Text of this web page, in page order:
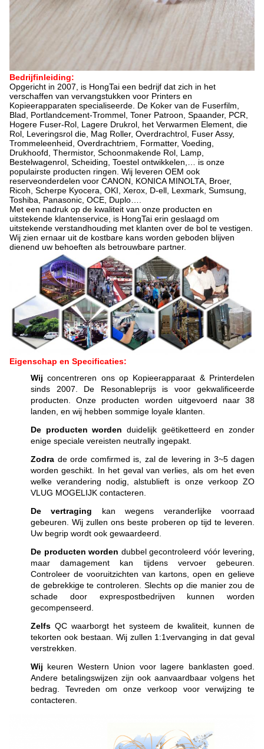
Bedrijfinleiding:
Opgericht in 2007, is HongTai een bedrijf dat zich in het
verschaffen van vervangstukken voor Printers en
Kopieerapparaten specialiseerde. De Koker van de Fuserfilm,
Blad, Portlandcement-Trommel, Toner Patroon, Spaander, PCR,
Hogere Fuser-Rol, Lagere Drukrol, het Verwarmen Element, die
Rol, Leveringsrol die, Mag Roller, Overdrachtrol, Fuser Assy,
Trommeleenheid, Overdrachtriem, Formatter, Voeding,
Drukhoofd, Thermistor, Schoonmakende Rol, Lamp,
Bestelwagenrol, Scheiding, Toestel ontwikkelen,… is onze
populairste producten ringen. Wij leveren OEM ook
reserveonderdelen voor CANON, KONICA MINOLTA, Broer,
Ricoh, Scherpe Kyocera, OKI, Xerox, D-ell, Lexmark, Sumsung,
Toshiba, Panasonic, OCE, Duplo….
Met een nadruk op de kwaliteit van onze producten en
uitstekende klantenservice, is HongTai erin geslaagd om
uitstekende verstandhouding met klanten over de bol te vestigen.
Wij zien ernaar uit de kostbare kans worden geboden blijven
dienend uw behoeften als betrouwbare partner.
Eigenschap en Specificaties:
Wij concentreren ons op Kopieerapparaat & Printerdelen
sinds 2007. De Resonableprijs is voor gekwalificeerde
producten. Onze producten worden uitgevoerd naar 38
landen, en wij hebben sommige loyale klanten.
De producten worden duidelijk geëtiketteerd en zonder
enige speciale vereisten neutrally ingepakt.
Zodra de orde comfirmed is, zal de levering in 3~5 dagen
worden geschikt. In het geval van verlies, als om het even
welke verandering nodig, alstublieft is onze verkoop ZO
VLUG MOGELIJK contacteren.
De vertraging kan wegens veranderlijke voorraad
gebeuren. Wij zullen ons beste proberen op tijd te leveren.
Uw begrip wordt ook gewaardeerd.
De producten worden dubbel gecontroleerd vóór levering,
maar damagement kan tijdens vervoer gebeuren.
Controleer de vooruitzichten van kartons, open en gelieve
de gebrekkige te controleren. Slechts op die manier zou de
schade door exprespostbedrijven kunnen worden
gecompenseerd.
Zelfs QC waarborgt het systeem de kwaliteit, kunnen de
tekorten ook bestaan. Wij zullen 1:1vervanging in dat geval
verstrekken.
Wij keuren Western Union voor lagere banklasten goed.
Andere betalingswijzen zijn ook aanvaardbaar volgens het
bedrag. Tevreden om onze verkoop voor verwijzing te
contacteren.